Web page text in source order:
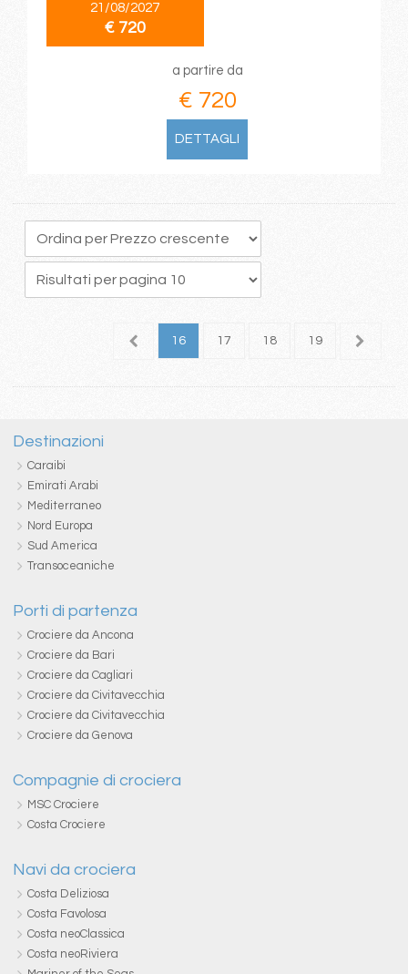
21/08/2027
€ 720
a partire da
€ 720
DETTAGLI
15 16 17 18 19 20
Destinazioni
Caraibi
Emirati Arabi
Mediterraneo
Nord Europa
Sud America
Transoceaniche
Porti di partenza
Crociere da Ancona
Crociere da Bari
Crociere da Cagliari
Crociere da Civitavecchia
Crociere da Civitavecchia
Crociere da Genova
Compagnie di crociera
MSC Crociere
Costa Crociere
Navi da crociera
Costa Deliziosa
Costa Favolosa
Costa neoClassica
Costa neoRiviera